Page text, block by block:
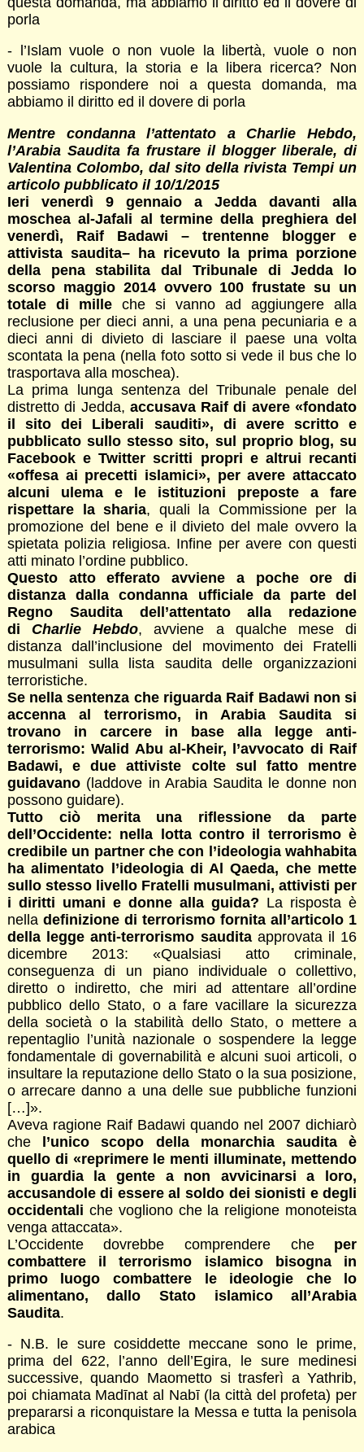
porla
- l’Islam vuole o non vuole la libertà, vuole o non
vuole la cultura, la storia e la libera ricerca? Non
possiamo rispondere noi a questa domanda, ma
abbiamo il diritto ed il dovere di porla
Mentre condanna l’attentato a Charlie Hebdo,
l’Arabia Saudita fa frustare il blogger liberale, di
Valentina Colombo, dal sito della rivista Tempi un
articolo pubblicato il 10/1/2015
Ieri venerdì 9 gennaio a Jedda davanti alla
moschea al-Jafali al termine della preghiera del
venerdì, Raif Badawi – trentenne blogger e
attivista saudita– ha ricevuto la prima porzione
della pena stabilita dal Tribunale di Jedda lo
scorso maggio 2014 ovvero 100 frustate su un
totale di milleche si vanno ad aggiungere alla
reclusione per dieci anni, a una pena pecuniaria e a
dieci anni di divieto di lasciare il paese una volta
scontata la pena (nella foto sotto si vede il bus che lo
trasportava alla moschea).
La prima lunga sentenza del Tribunale penale del
distretto di Jedda, accusava Raif di avere «fondato
il sito dei Liberali sauditi», di avere scritto e
pubblicato sullo stesso sito, sul proprio blog, su
Facebook e Twitter scritti propri e altrui recanti
«offesa ai precetti islamici», per avere attaccato
alcuni ulema e le istituzioni preposte a fare
rispettare la sharia, quali la Commissione per la
promozione del bene e il divieto del male ovvero la
spietata polizia religiosa. Infine per avere con questi
atti minato l’ordine pubblico.
Questo atto efferato avviene a poche ore di
distanza dalla condanna ufficiale da parte del
Regno Saudita dell’attentato alla redazione
di Charlie Hebdo, avviene a qualche mese di
distanza dall’inclusione del movimento dei Fratelli
musulmani sulla lista saudita delle organizzazioni
terroristiche.
Se nella sentenza che riguarda Raif Badawi non si
accenna al terrorismo, in Arabia Saudita si
trovano in carcere in base alla legge anti-
terrorismo: Walid Abu al-Kheir, l’avvocato di Raif
Badawi, e due attiviste colte sul fatto mentre
guidavano(laddove in Arabia Saudita le donne non
possono guidare).
Tutto ciò merita una riflessione da parte
dell’Occidente: nella lotta contro il terrorismo è
credibile un partner che con l’ideologia wahhabita
ha alimentato l’ideologia di Al Qaeda, che mette
sullo stesso livello Fratelli musulmani, attivisti per
i diritti umani e donne alla guida? La risposta è
nella definizione di terrorismo fornita all’articolo 1
della legge anti-terrorismo sauditaapprovata il 16
dicembre 2013: «Qualsiasi atto criminale,
conseguenza di un piano individuale o collettivo,
diretto o indiretto, che miri ad attentare all’ordine
pubblico dello Stato, o a fare vacillare la sicurezza
della società o la stabilità dello Stato, o mettere a
repentaglio l’unità nazionale o sospendere la legge
fondamentale di governabilità e alcuni suoi articoli, o
insultare la reputazione dello Stato o la sua posizione,
o arrecare danno a una delle sue pubbliche funzioni
[…]».
Aveva ragione Raif Badawi quando nel 2007 dichiarò
che l’unico scopo della monarchia saudita è
quello di «reprimere le menti illuminate, mettendo
in guardia la gente a non avvicinarsi a loro,
accusandole di essere al soldo dei sionisti e degli
occidentali che vogliono che la religione monoteista
venga attaccata».
L’Occidente dovrebbe comprendere che per
combattere il terrorismo islamico bisogna in
primo luogo combattere le ideologie che lo
alimentano, dallo Stato islamico all’Arabia
Saudita.
- N.B. le sure cosiddette meccane sono le prime,
prima del 622, l’anno dell’Egira, le sure medinesi
successive, quando Maometto si trasferì a Yathrib,
poi chiamata Madīnat al Nabī (la città del profeta) per
prepararsi a riconquistare la Messa e tutta la penisola
arabica